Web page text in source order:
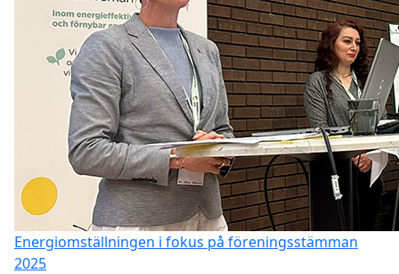
Energiomställningen i fokus på föreningsstämman
2025